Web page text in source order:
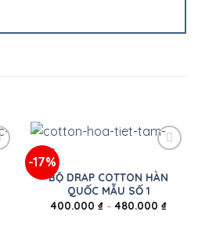
-17%
BỘ DRAP COTTON HÀN
QUỐC MẪU SỐ 1
400.000 ₫–480.000 ₫